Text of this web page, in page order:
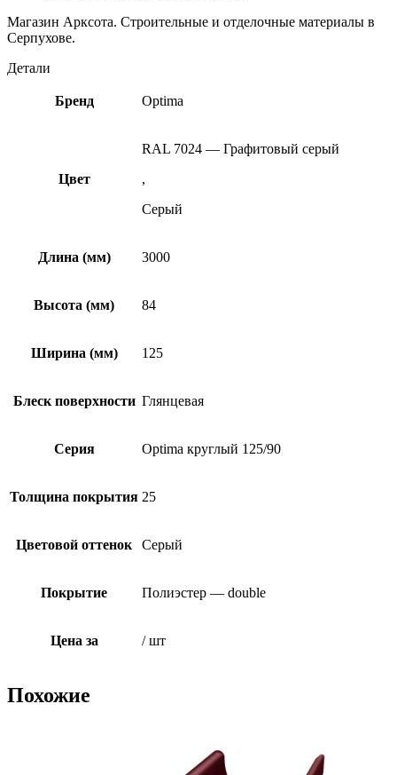
Магазин Арксота. Строительные и отделочные материалы в
Серпухове.
Детали
Бренд Optima
Цвет
RAL 7024 — Графитовый серый
,
Серый
Длина (мм) 3000
Высота (мм) 84
Ширина (мм) 125
Блеск поверхности Глянцевая
Серия Optima круглый 125/90
Толщина покрытия 25
Цветовой оттенок Серый
Покрытие Полиэстер — double
Цена за / шт
Похожие